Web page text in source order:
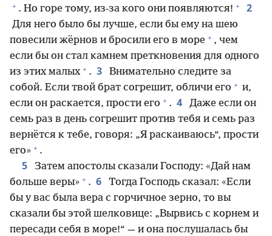
+ . Но горе тому, из-за кого они появляются! + 2
Для него было бы лучше, если бы ему на шею
повесили жёрнов и бросили его в море + , чем
если бы он стал камнем преткновения для одного
из этих малых + . 3
Внимательно следите за
собой. Если твой брат согрешит, обличи его + и,
если он раскается, прости его + . 4
Даже если он
семь раз в день согрешит против тебя и семь раз
вернётся к тебе, говоря: „Я раскаиваюсь“, прости
его» + .
5
Затем апостолы сказали Господу: «Дай нам
больше веры» + . 6
Тогда Господь сказал: «Если
бы у вас была вера с горчичное зерно, то вы
сказали бы этой шелковице: „Вырвись с корнем и
пересади себя в море!“ — и она послушалась бы